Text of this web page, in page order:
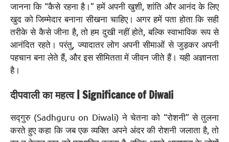
जानना कि “कैसे रहना है।” हमें अपनी खुशी, शांति और आनंद के लिए
खुद को जिम्मेदार बनाना सीखना चाहिए। अगर हमें पता होता कि सही
तरीके से कैसे जीना है, तो हम दुखी नहीं होते, बल्कि स्वाभाविक रूप से
आनंदित रहते। परंतु, ज्यादातर लोग अपनी सीमाओं से जुड़कर अपनी
पहचान बना लेते हैं, और इस सीमितता में जीवन जीते हैं। यही अज्ञानता
है।
दीपवाली का महत्व | Significance of Diwali
सद्गुरु (Sadhguru on Diwali) ने चेतना को “रोशनी” से तुलना
करते हुए कहा कि जब एक व्यक्ति अपने अंदर की रोशनी जलाता है, तो